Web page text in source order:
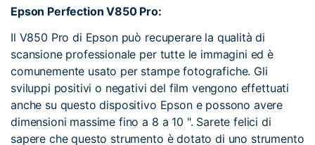
Epson Perfection V850 Pro:
Il V850 Pro di Epson può recuperare la qualità di
scansione professionale per tutte le immagini ed è
comunemente usato per stampe fotografiche. Gli
sviluppi positivi o negativi del film vengono effettuati
anche su questo dispositivo Epson e possono avere
dimensioni massime fino a 8 a 10 ". Sarete felici di
sapere che questo strumento è dotato di uno strumento